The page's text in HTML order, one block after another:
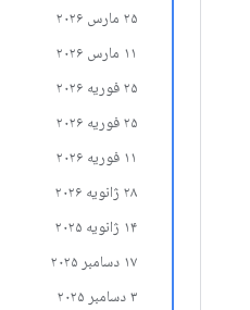
۲۵ مارس ۲۰۲۶
۱۱ مارس ۲۰۲۶
۲۵ فوریه ۲۰۲۶
۲۵ فوریه ۲۰۲۶
۱۱ فوریه ۲۰۲۶
۲۸ ژانویه ۲۰۲۶
۱۴ ژانویه ۲۰۲۵
۱۷ دسامبر ۲۰۲۵
۳ دسامبر ۲۰۲۵